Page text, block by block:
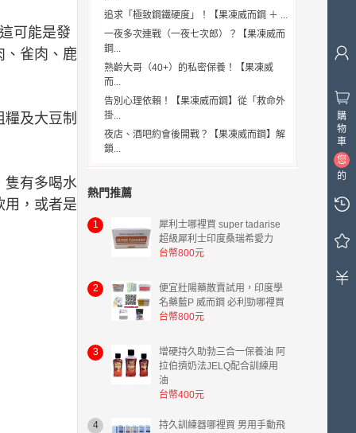
可能是發
、雀肉、鹿
及大豆制
隻有多喝水
用，或者是
追求「極致鋼鐵硬度」！【果凍威而鋼 ＋ ...
一夜多次連戰（一夜七次郎）？【果凍威而
鋼...
熟齡大哥（40+）的私密保養！【果凍威
而...
告別心理依賴！【果凍威而鋼】從「救命外
掛...
夜店、酒吧約會後開戰？【果凍威而鋼】解
鎖...
熱門推薦
1
犀利士哪裡買 super tadarise
超級犀利士印度桑瑞希愛力
台幣800元
2
便宜壯陽藥散賣試用，印度學
名藥藍P 威而鋼 必利勁哪裡買
台幣800元
3
增硬持久助勃三合一保養油 阿
拉伯擠奶法JELQ配合訓練用
油
台幣400元
4
持久訓練器哪裡買 男用手動飛
購
物
車
您
的
物
中
0
件